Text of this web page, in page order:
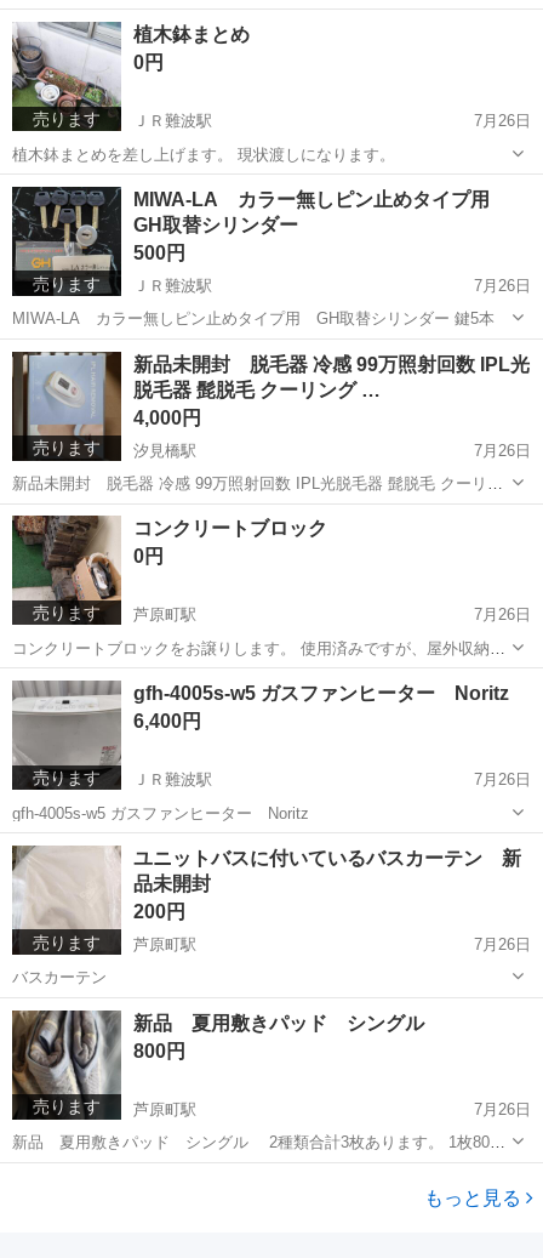
大阪 大阪市 芦原町駅
売ります
植木鉢まとめ
0円
ＪＲ難波駅
7月26日
植木鉢まとめを差し上げます。 現状渡しになります。
大阪 大阪市 家庭用品 現状
売ります
MIWA-LA カラー無しピン止めタイプ用
GH取替シリンダー
500円
ＪＲ難波駅
7月26日
MIWA-LA カラー無しピン止めタイプ用 GH取替シリンダー 鍵5本
大阪 大阪市 ＪＲ難波駅 その他 MIWA
売ります
新品未開封 脱毛器 冷感 99万照射回数 IPL光
脱毛器 髭脱毛 クーリング …
4,000円
汐見橋駅
7月26日
新品未開封 脱毛器 冷感 99万照射回数 IPL光脱毛器 髭脱毛 クーリン
グ 冷却機能 ヒゲ脱毛 光美容器 冷感脱毛 VIO脱毛器 家庭用脱毛器 フ
ラッシュ式 先日楽天で7980円で購入したばかりのもので、未開封で
す。
大阪 大阪市 汐見橋駅 美容家電
売ります
コンクリートブロック
0円
芦原町駅
7月26日
コンクリートブロックをお譲りします。 使用済みですが、屋外収納の
下敷きなどにはいかがでしょうか。
大阪 大阪市 家庭用品 コンクリートブロック
売ります
gfh-4005s-w5 ガスファンヒーター Noritz
6,400円
ＪＲ難波駅
7月26日
gfh-4005s-w5 ガスファンヒーター Noritz
大阪 大阪市 ＪＲ難波駅 季節、空調家電
ガスファンヒーター
売ります
ユニットバスに付いているバスカーテン 新
品未開封
200円
芦原町駅
7月26日
バスカーテン
大阪 大阪市 芦原町駅 その他 ユニットバス
売ります
新品 夏用敷きパッド シングル
800円
芦原町駅
7月26日
新品 夏用敷きパッド シングル 2種類合計3枚あります。 1枚800
円、2枚1500円、3枚2000円 夏用のものですので、今から活躍できま
もっと見る